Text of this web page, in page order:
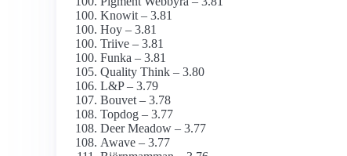
Knowit – 3.81
Hoy – 3.81
Triive – 3.81
Funka – 3.81
Quality Think – 3.80
L&P – 3.79
Bouvet – 3.78
Topdog – 3.77
Deer Meadow – 3.77
Awave – 3.77